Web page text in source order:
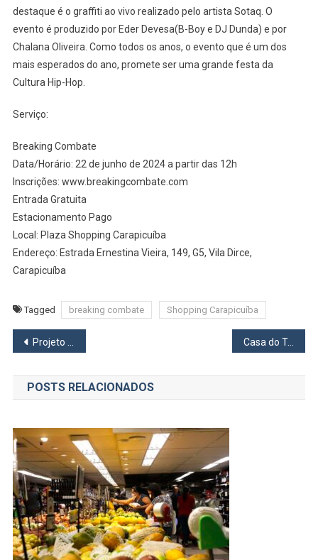
destaque é o graffiti ao vivo realizado pelo artista Sotaq. O
evento é produzido por Eder Devesa(B-Boy e DJ Dunda) e por
Chalana Oliveira. Como todos os anos, o evento que é um dos
mais esperados do ano, promete ser uma grande festa da
Cultura Hip-Hop.
Serviço:
Breaking Combate
Data/Horário: 22 de junho de 2024 a partir das 12h
Inscrições: www.breakingcombate.com
Entrada Gratuita
Estacionamento Pago
Local: Plaza Shopping Carapicuíba
Endereço: Estrada Ernestina Vieira, 149, G5, Vila Dirce,
Carapicuíba
Tagged breaking combate Shopping Carapicuíba
Navegação
de
Post
Projeto Arte Urbana promove grafite coletivo em muros de escolas públicas em Barueri Casa do Trabalhador de Barueri divulga novas vagas de emprego
POSTS RELACIONADOS